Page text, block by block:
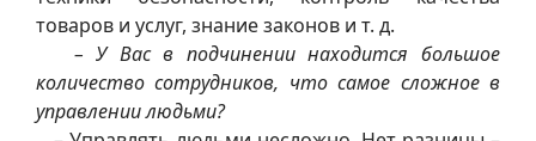
товаров и услуг, знание законов и т. д.
– У Вас в подчинении находится большое
количество сотрудников, что самое сложное в
управлении людьми?